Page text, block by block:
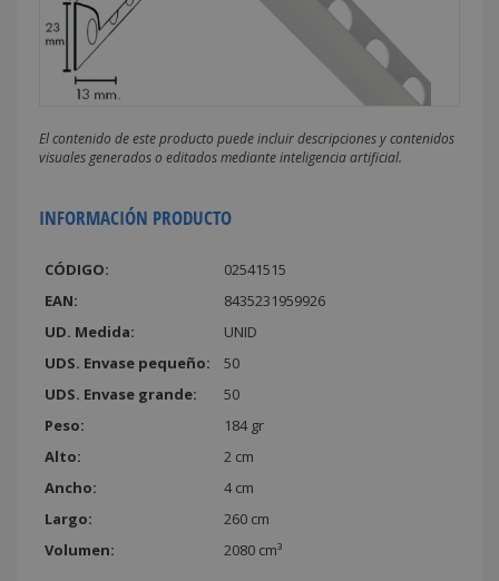
El contenido de este producto puede incluir descripciones y contenidos
visuales generados o editados mediante inteligencia artificial.
INFORMACIÓN PRODUCTO
CÓDIGO:
02541515
EAN:
8435231959926
UD. Medida:
UNID
UDS. Envase pequeño:
50
UDS. Envase grande:
50
Peso:
184 gr
Alto:
2 cm
Ancho:
4 cm
Largo:
260 cm
Volumen:
2080 cm³